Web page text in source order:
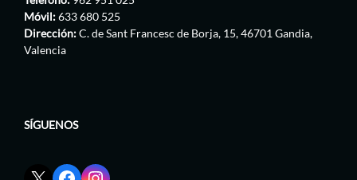
Móvil:633 680 525
Dirección:C. de Sant Francesc de Borja, 15, 46701 Gandia,
Valencia
SÍGUENOS
EnlaceEnlaceEnlace